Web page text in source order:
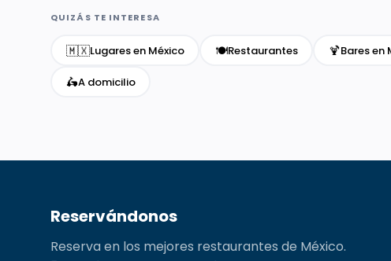
QUIZÁS TE INTERESA
🇲🇽Lugares en México 🍽️Restaurantes 🍹Bares en
🛵A domicilio
Reservándonos
Reserva en los mejores restaurantes de México.